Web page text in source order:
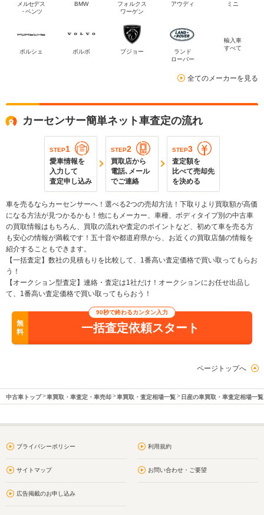
メルセデス
・ベンツ
BMW
フォルクス
ワーゲン
アウディ ミニ
ポルシェ ボルボ プジョー
ランド
ローバー
輸入車
すべて
全てのメーカーを見る
カーセンサー簡単ネット車査定の流れ
STEP1
愛車情報を
入力して
査定申し込み
STEP2
買取店から
電話､メール
でご連絡
STEP3
査定額を
比べて売却先
を決める
車を売るならカーセンサーへ！選べる2つの売却方法！下取りより買取額が高価
になる方法が見つかるかも！他にもメーカー、車種、ボディタイプ別の中古車
の買取情報はもちろん、買取の流れや査定のポイントなど、初めて車を売る方
も安心の情報が満載です！五十音や都道府県から、お近くの買取店舗の情報を
紹介することもできます。
【一括査定】数社の見積もりを比較して、1番高い査定価格で買い取ってもらお
う！
【オークション型査定】連絡・査定は1社だけ！オークションにお任せ出品し
て、1番高い査定価格で買い取ってもらおう！
無
料
90秒で終わるカンタン入力
一括査定依頼スタート
ページトップへ
中古車トップ 車買取・車査定・車売却 車買取・査定相場一覧 日産の車買取・車査定相場一覧
プライバシーポリシー 利用規約
サイトマップ お問い合わせ・ご要望
広告掲載のお申し込み